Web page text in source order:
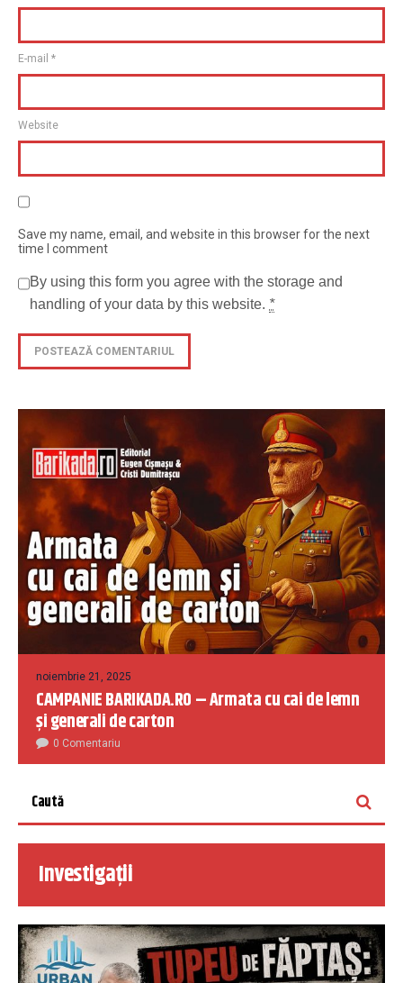
E-mail *
Website
Save my name, email, and website in this browser for the next
time I comment
By using this form you agree with the storage and
handling of your data by this website. *
noiembrie 21, 2025
CAMPANIE BARIKADA.RO – Armata cu cai de lemn
și generali de carton
0 Comentariu
Investigații